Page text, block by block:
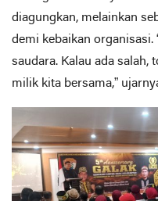
diagungkan, melainkan
demi kebaikan organisasi.
saudara. Kalau ada salah,
milik kita bersama,”